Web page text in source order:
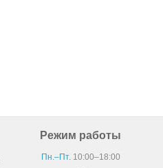
Режим работы
Пн.–Пт.10:00–18:00